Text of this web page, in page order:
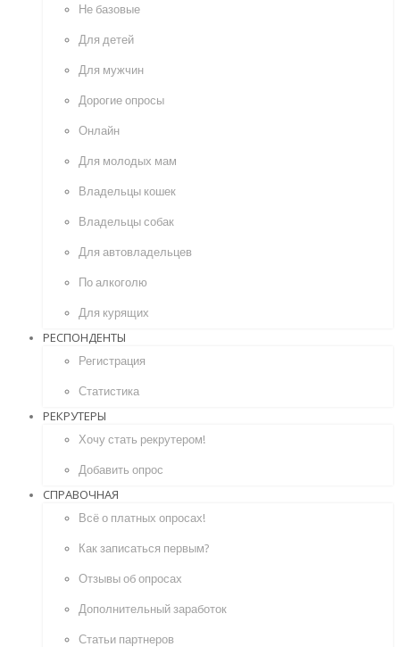
Не базовые
Для детей
Для мужчин
Дорогие опросы
Онлайн
Для молодых мам
Владельцы кошек
Владельцы собак
Для автовладельцев
По алкоголю
Для курящих
РЕСПОНДЕНТЫ
Регистрация
Статистика
РЕКРУТЕРЫ
Хочу стать рекрутером!
Добавить опрос
СПРАВОЧНАЯ
Всё о платных опросах!
Как записаться первым?
Отзывы об опросах
Дополнительный заработок
Статьи партнеров